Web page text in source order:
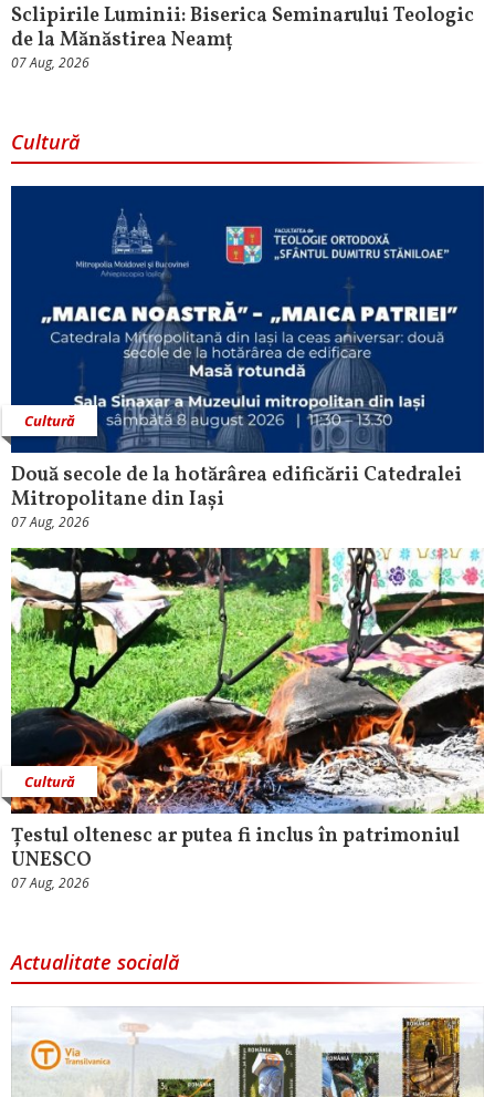
Sclipirile Luminii: Biserica Seminarului Teologic
de la Mănăstirea Neamț
07 Aug, 2026
Cultură
Cultură
Două secole de la hotărârea edificării Catedralei
Mitropolitane din Iași
07 Aug, 2026
Cultură
Țestul oltenesc ar putea fi inclus în patrimoniul
UNESCO
07 Aug, 2026
Actualitate socială